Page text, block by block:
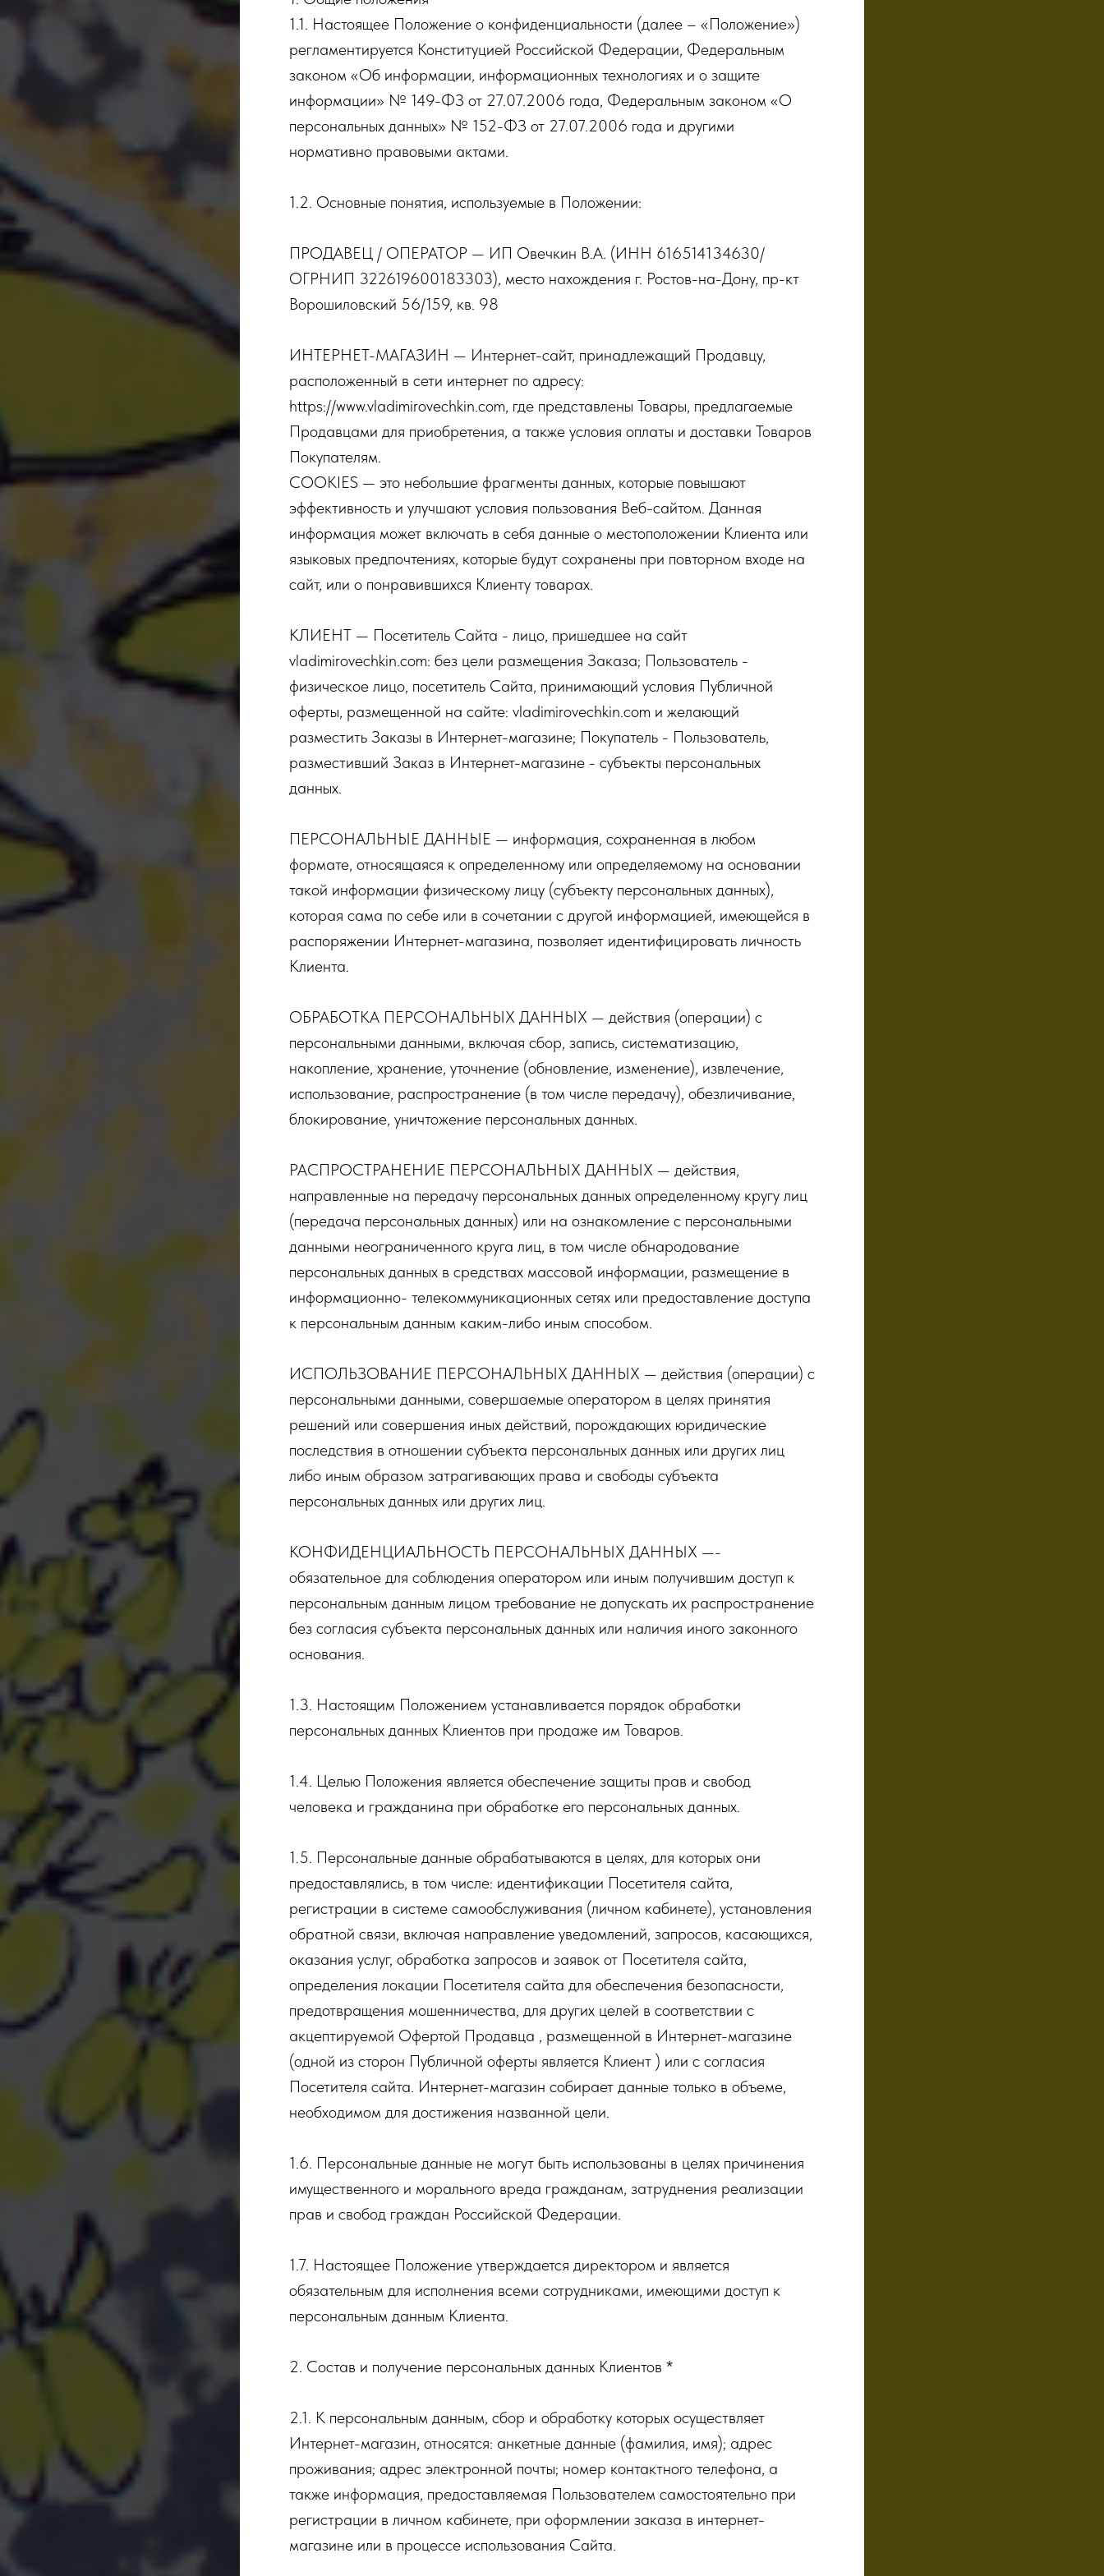
1.1. Настоящее Положение о конфиденциальности (далее – «Положение»)
регламентируется Конституцией Российской Федерации, Федеральным
законом «Об информации, информационных технологиях и о защите
информации» № 149-ФЗ от 27.07.2006 года, Федеральным законом «О
персональных данных» № 152-ФЗ от 27.07.2006 года и другими
нормативно правовыми актами.
1.2. Основные понятия, используемые в Положении:
ПРОДАВЕЦ / ОПЕРАТОР — ИП Овечкин В.А. (ИНН 616514134630/
ОГРНИП 322619600183303), место нахождения г. Ростов-на-Дону, пр-кт
Ворошиловский 56/159, кв. 98
ИНТЕРНЕТ-МАГАЗИН — Интернет-сайт, принадлежащий Продавцу,
расположенный в сети интернет по адресу:
https://www.vladimirovechkin.com, где представлены Товары, предлагаемые
Продавцами для приобретения, а также условия оплаты и доставки Товаров
Покупателям.
COOKIES — это небольшие фрагменты данных, которые повышают
эффективность и улучшают условия пользования Веб-сайтом. Данная
информация может включать в себя данные о местоположении Клиента или
языковых предпочтениях, которые будут сохранены при повторном входе на
сайт, или о понравившихся Клиенту товарах.
КЛИЕНТ — Посетитель Сайта - лицо, пришедшее на сайт
vladimirovechkin.com: без цели размещения Заказа; Пользователь -
физическое лицо, посетитель Сайта, принимающий условия Публичной
оферты, размещенной на сайте: vladimirovechkin.com и желающий
разместить Заказы в Интернет-магазине; Покупатель - Пользователь,
разместивший Заказ в Интернет-магазине - субъекты персональных
данных.
ПЕРСОНАЛЬНЫЕ ДАННЫЕ — информация, сохраненная в любом
формате, относящаяся к определенному или определяемому на основании
такой информации физическому лицу (субъекту персональных данных),
которая сама по себе или в сочетании с другой информацией, имеющейся в
распоряжении Интернет-магазина, позволяет идентифицировать личность
Клиента.
ОБРАБОТКА ПЕРСОНАЛЬНЫХ ДАННЫХ — действия (операции) с
персональными данными, включая сбор, запись, систематизацию,
накопление, хранение, уточнение (обновление, изменение), извлечение,
использование, распространение (в том числе передачу), обезличивание,
блокирование, уничтожение персональных данных.
РАСПРОСТРАНЕНИЕ ПЕРСОНАЛЬНЫХ ДАННЫХ — действия,
направленные на передачу персональных данных определенному кругу лиц
(передача персональных данных) или на ознакомление с персональными
данными неограниченного круга лиц, в том числе обнародование
персональных данных в средствах массовой̆ информации, размещение в
информационно- телекоммуникационных сетях или предоставление доступа
к персональным данным каким-либо иным способом.
ИСПОЛЬЗОВАНИЕ ПЕРСОНАЛЬНЫХ ДАННЫХ — действия (операции) с
персональными данными, совершаемые оператором в целях принятия
решений или совершения иных действий, порождающих юридические
последствия в отношении субъекта персональных данных или других лиц
либо иным образом затрагивающих права и свободы субъекта
персональных данных или других лиц.
КОНФИДЕНЦИАЛЬНОСТЬ ПЕРСОНАЛЬНЫХ ДАННЫХ —-
обязательное для соблюдения оператором или иным получившим доступ к
персональным данным лицом требование не допускать их распространение
без согласия субъекта персональных данных или наличия иного законного
основания.
1.3. Настоящим Положением устанавливается порядок обработки
персональных данных Клиентов при продаже им Товаров.
1.4. Целью Положения является обеспечение защиты прав и свобод
человека и гражданина при обработке его персональных данных.
1.5. Персональные данные обрабатываются в целях, для которых они
предоставлялись, в том числе: идентификации Посетителя сайта,
регистрации в системе самообслуживания (личном кабинете), установления
обратной связи, включая направление уведомлений, запросов, касающихся,
оказания услуг, обработка запросов и заявок от Посетителя сайта,
определения локации Посетителя сайта для обеспечения безопасности,
предотвращения мошенничества, для других целей в соответствии с
акцептируемой Офертой Продавца , размещенной в Интернет-магазине
(одной из сторон Публичной оферты является Клиент ) или с согласия
Посетителя сайта. Интернет-магазин собирает данные только в объеме,
необходимом для достижения названной цели.
1.6. Персональные данные не могут быть использованы в целях причинения
имущественного и морального вреда гражданам, затруднения реализации
прав и свобод граждан Российской Федерации.
1.7. Настоящее Положение утверждается директором и является
обязательным для исполнения всеми сотрудниками, имеющими доступ к
персональным данным Клиента.
2. Состав и получение персональных данных Клиентов *
2.1. К персональным данным, сбор и обработку которых осуществляет
Интернет-магазин, относятся: анкетные данные (фамилия, имя); адрес
проживания; адрес электронной̆ почты; номер контактного телефона, а
также информация, предоставляемая Пользователем самостоятельно при
регистрации в личном кабинете, при оформлении заказа в интернет-
магазине или в процессе использования Сайта.